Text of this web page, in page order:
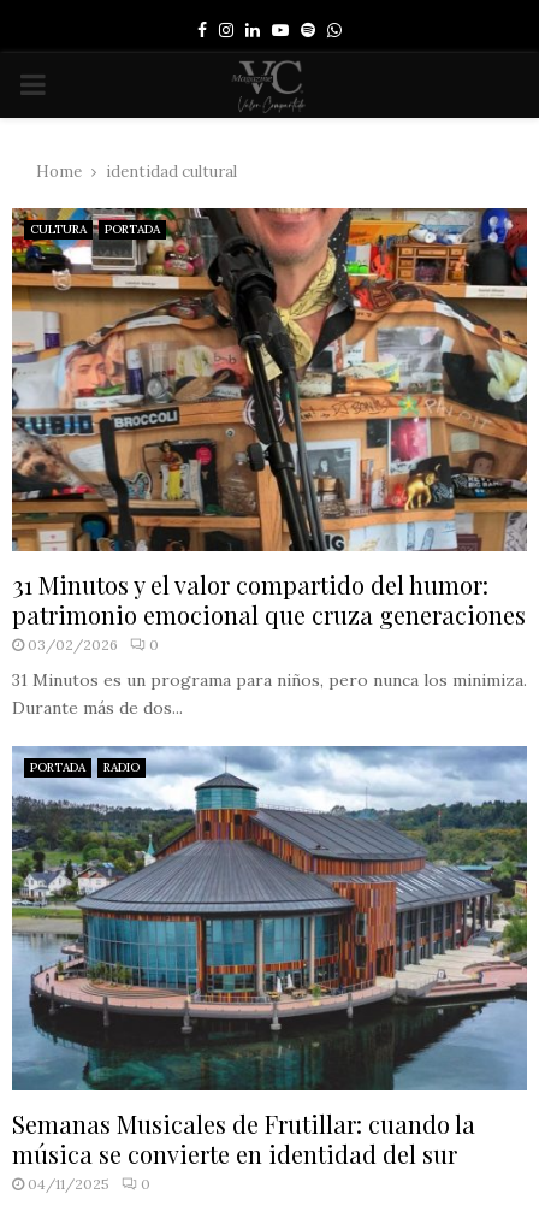
Facebook
Instagram
LinkedinYoutube
SpotifyWhatsapp
PRIMARY
Home identidad cultural
CULTURA PORTADA
31 Minutos y el valor compartido del humor:
patrimonio emocional que cruza generaciones
03/02/2026 0
31 Minutos es un programa para niños, pero nunca los minimiza.
Durante más de dos...
PORTADA RADIO
Semanas Musicales de Frutillar: cuando la
música se convierte en identidad del sur
04/11/2025 0